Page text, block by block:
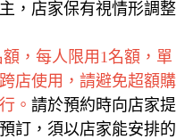
，店家保有視情形調整
，每人限用1名額，單
店使用，請避免超額購
。 請於預約時向店家提
訂，須以店家能安排的